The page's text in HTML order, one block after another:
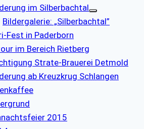
im Silberbachtal
Bildergalerie: „Silberbachtal”
Fest in Paderborn
im Bereich Rietberg
Strate-Brauerei Detmold
ab Kreuzkrug Schlangen
2015